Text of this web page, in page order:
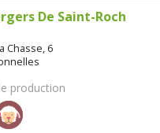
De Saint-Roch
Chasse, 6
production